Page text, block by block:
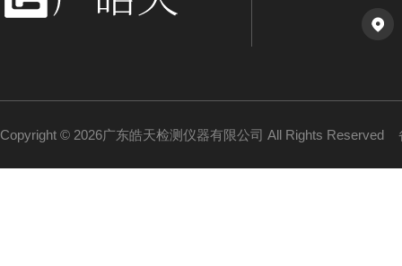
Copyright © 2026广东皓天检测仪器有限公司 All Rights Reserved